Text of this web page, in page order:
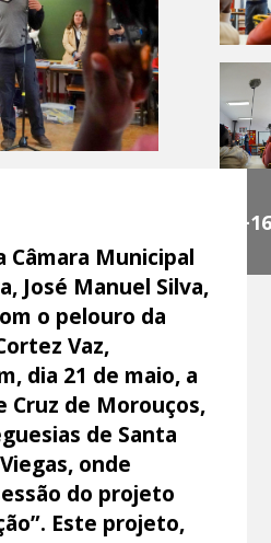
+16
Câmara Municipal
José Manuel Silva,
o pelouro da
Vaz,
dia 21 de maio, a
Cruz de Morouços,
de Santa
onde
do projeto
Este projeto,